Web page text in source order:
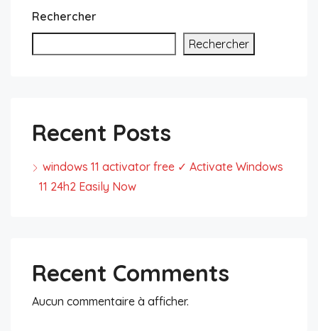
Rechercher
Rechercher
Recent Posts
windows 11 activator free ✓ Activate Windows
11 24h2 Easily Now
Recent Comments
Aucun commentaire à afficher.